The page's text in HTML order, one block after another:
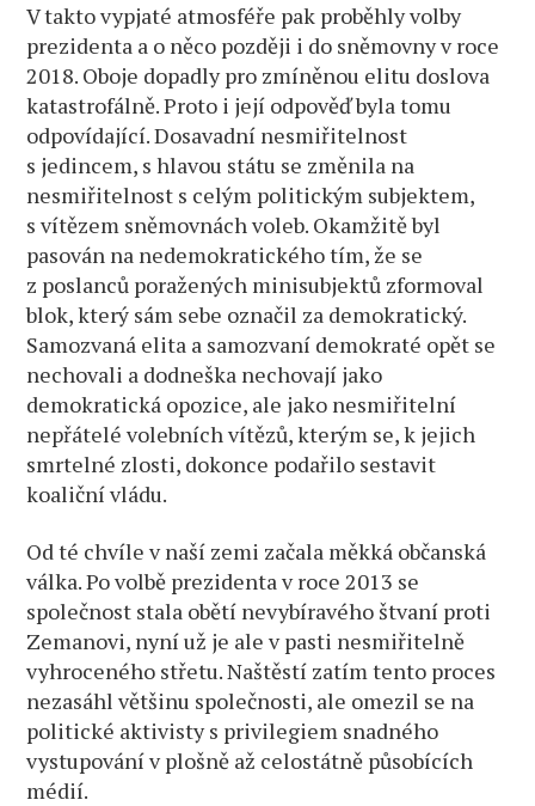
V takto vypjaté atmosféře pak proběhly volby
prezidenta a o něco později i do sněmovny v roce
2018. Oboje dopadly pro zmíněnou elitu doslova
katastrofálně. Proto i její odpověď byla tomu
odpovídající. Dosavadní nesmiřitelnost
s jedincem, s hlavou státu se změnila na
nesmiřitelnost s celým politickým subjektem,
s vítězem sněmovnách voleb. Okamžitě byl
pasován na nedemokratického tím, že se
z poslanců poražených minisubjektů zformoval
blok, který sám sebe označil za demokratický.
Samozvaná elita a samozvaní demokraté opět se
nechovali a dodneška nechovají jako
demokratická opozice, ale jako nesmiřitelní
nepřátelé volebních vítězů, kterým se, k jejich
smrtelné zlosti, dokonce podařilo sestavit
koaliční vládu.
Od té chvíle v naší zemi začala měkká občanská
válka. Po volbě prezidenta v roce 2013 se
společnost stala obětí nevybíravého štvaní proti
Zemanovi, nyní už je ale v pasti nesmiřitelně
vyhroceného střetu. Naštěstí zatím tento proces
nezasáhl většinu společnosti, ale omezil se na
politické aktivisty s privilegiem snadného
vystupování v plošně až celostátně působících
médií.